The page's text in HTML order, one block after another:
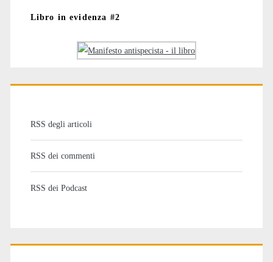
Libro in evidenza #2
RSS degli articoli
RSS dei commenti
RSS dei Podcast